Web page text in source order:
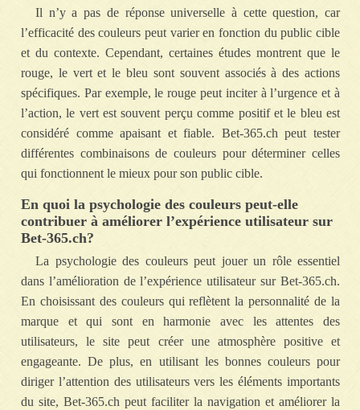
Il n’y a pas de réponse universelle à cette question, car
l’efficacité des couleurs peut varier en fonction du public cible
et du contexte. Cependant, certaines études montrent que le
rouge, le vert et le bleu sont souvent associés à des actions
spécifiques. Par exemple, le rouge peut inciter à l’urgence et à
l’action, le vert est souvent perçu comme positif et le bleu est
considéré comme apaisant et fiable. Bet-365.ch peut tester
différentes combinaisons de couleurs pour déterminer celles
qui fonctionnent le mieux pour son public cible.
En quoi la psychologie des couleurs peut-elle
contribuer à améliorer l’expérience utilisateur sur
Bet-365.ch?
La psychologie des couleurs peut jouer un rôle essentiel
dans l’amélioration de l’expérience utilisateur sur Bet-365.ch.
En choisissant des couleurs qui reflètent la personnalité de la
marque et qui sont en harmonie avec les attentes des
utilisateurs, le site peut créer une atmosphère positive et
engageante. De plus, en utilisant les bonnes couleurs pour
diriger l’attention des utilisateurs vers les éléments importants
du site, Bet-365.ch peut faciliter la navigation et améliorer la